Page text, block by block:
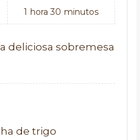
1 hora30 minutos
deliciosa sobremesa
de trigo